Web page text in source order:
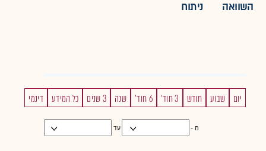
השוואה ניתוח
יום שבוע חודש 3 חוד' 6 חוד' שנה 3 שנים כל המידע דינמי
מ - עד